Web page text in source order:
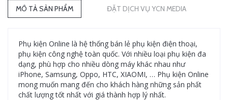
MÔ TẢ SẢN PHẨM ĐẶT DỊCH VỤ YCN MEDIA
Phụ kiện Online là hệ thống bán lẻ phụ kiện điện thoại,
phụ kiện công nghệ toàn quốc. Với nhiều loại phụ kiện đa
dạng, phù hợp cho nhiều dòng máy khác nhau như
iPhone, Samsung, Oppo, HTC, XIAOMI, … Phụ kiện Online
mong muốn mang đến cho khách hàng những sản phất
chất lượng tốt nhất với giá thành hợp lý nhất.